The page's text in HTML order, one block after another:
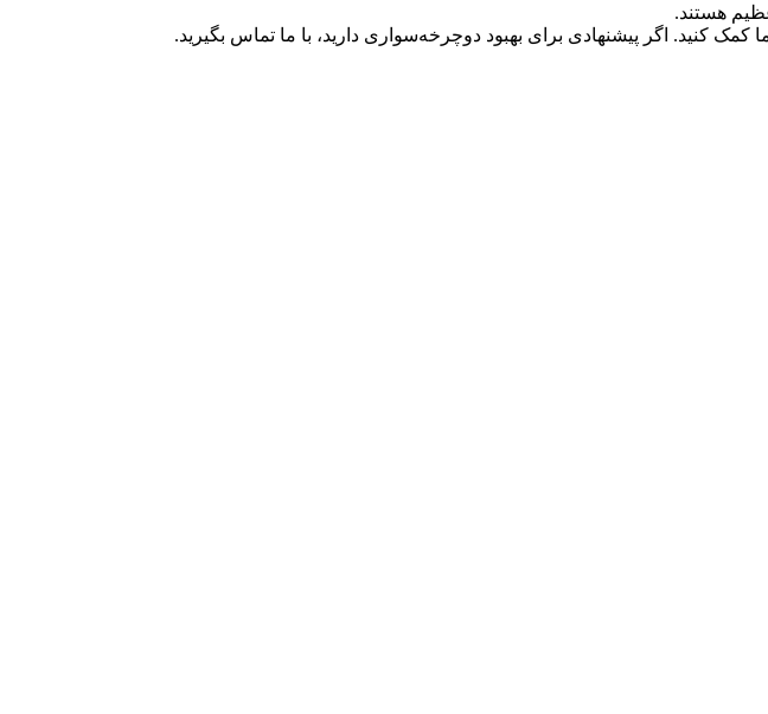
هستند.
کنید. اگر پیشنهادی برای بهبود دوچرخه‌سواری دارید، با ما تماس بگیرید.